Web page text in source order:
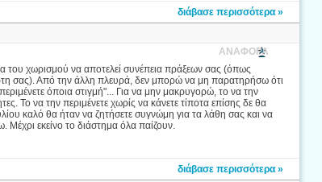
διάβασε περισσότερα »
ΑΝΑΦΟΡΑ
του χωρισμού να αποτελεί συνέπεια πράξεων σας (όπως
σας). Από την άλλη πλευρά, δεν μπορώ να μη παρατηρήσω ότι
όποια στιγμή"... Για να μην μακρυγορώ, το να την
Το να την περιμένετε χωρίς να κάνετε τίποτα επίσης δε θα
καλό θα ήταν να ζητήσετε συγνώμη για τα λάθη σας και να
Μέχρι εκείνο το διάστημα όλα παίζουν.
διάβασε περισσότερα »